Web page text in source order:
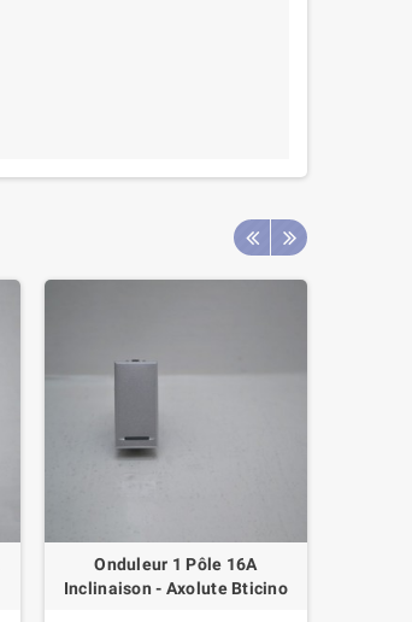
Onduleur 1 Pôle 16A
Inclinaison - Axolute Bticino